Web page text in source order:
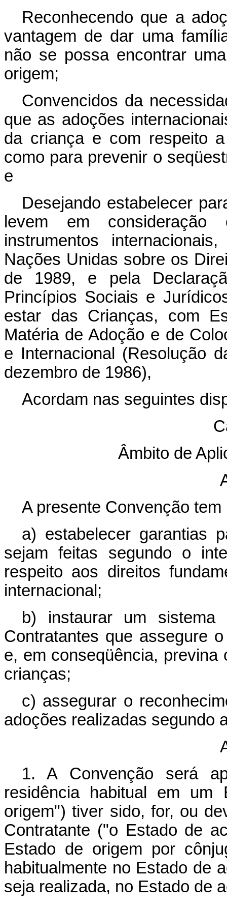
Reconhecendo que a
vantagem de dar uma
não se possa encontrar
origem;
Convencidos da
que as adoções
da criança e com respeito
como para prevenir o
e
Desejando estabelecer
levem em consideração
instrumentos
Nações Unidas sobre os
de 1989, e pela
Princípios Sociais e
estar das Crianças, com
Matéria de Adoção e de
e Internacional (Resolução
dezembro de 1986),
Acordam nas seguintes
Âmbito de
A presente Convenção tem
a) estabelecer garantias
sejam feitas segundo o
respeito aos direitos
internacional;
b) instaurar um
Contratantes que assegure
e, em conseqüência,
crianças;
c) assegurar o
adoções realizadas segundo
1. A Convenção será
residência habitual em um
origem") tiver sido, for, ou
Contratante ("o Estado de
Estado de origem por
habitualmente no Estado de
seja realizada, no Estado de